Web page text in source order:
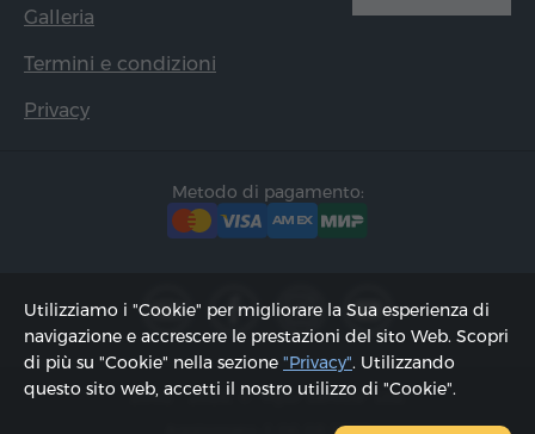
Galleria
Termini e condizioni
Privacy
Metodo di pagamento:
2002 - 2026, © "Hyur Service" Ltd;
Utilizziamo i "Cookie" per migliorare la Sua esperienza di
navigazione e accrescere le prestazioni del sito Web. Scopri
di più su "Cookie" nella sezione "Privacy". Utilizzando
questo sito web, accetti il ​​nostro utilizzo di "Cookie".